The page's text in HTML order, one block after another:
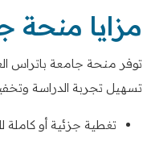
مزايا منحة
توفر منحة جامعة باتراس
تسهيل تجربة الدراسة
تغطية جزئية أو